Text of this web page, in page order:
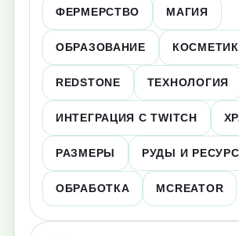
ФЕРМЕРСТВО МАГИЯ
ОБРАЗОВАНИЕ
REDSTONE ТЕХНОЛОГИЯ
ИНТЕГРАЦИЯ С TWITCH
РАЗМЕРЫ РУДЫ И
ОБРАБОТКА MCREATOR